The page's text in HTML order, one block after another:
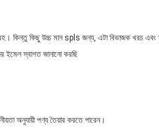
কিন্তু কিছু উচ্চ মান spls জন্য, এটা বিভাজক খরচ এবং
ইমেল স্বাগত জানানো করছি
অনুযায়ী পণ্য তৈয়ার করতে পারেন।